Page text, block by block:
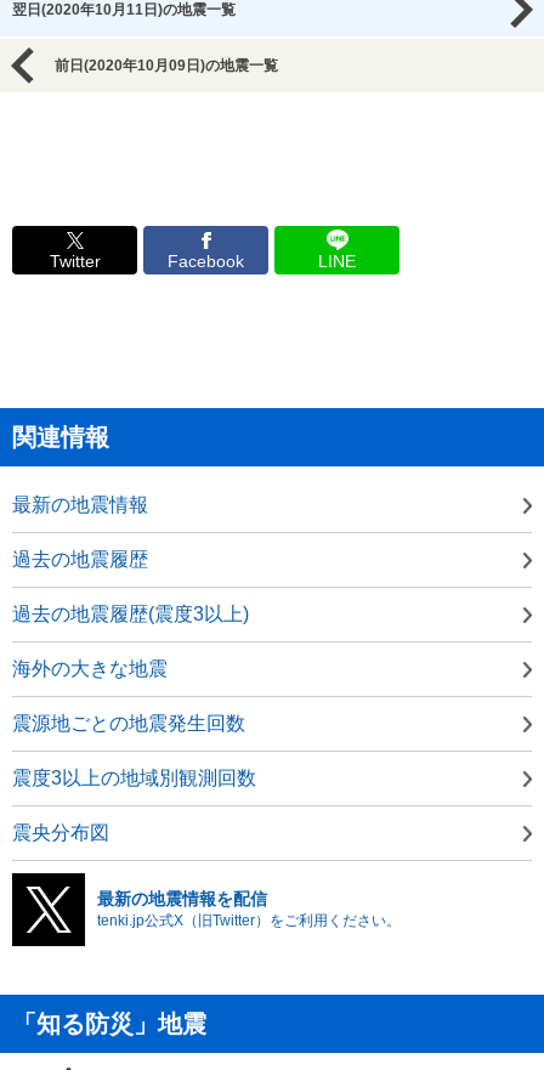
翌日(2020年10月11日)の地震一覧
前日(2020年10月09日)の地震一覧
Twitter Facebook LINE
関連情報
最新の地震情報
過去の地震履歴
過去の地震履歴(震度3以上)
海外の大きな地震
震源地ごとの地震発生回数
震度3以上の地域別観測回数
震央分布図
最新の地震情報を配信
tenki.jp公式X（旧Twitter）をご利用ください。
「知る防災」地震